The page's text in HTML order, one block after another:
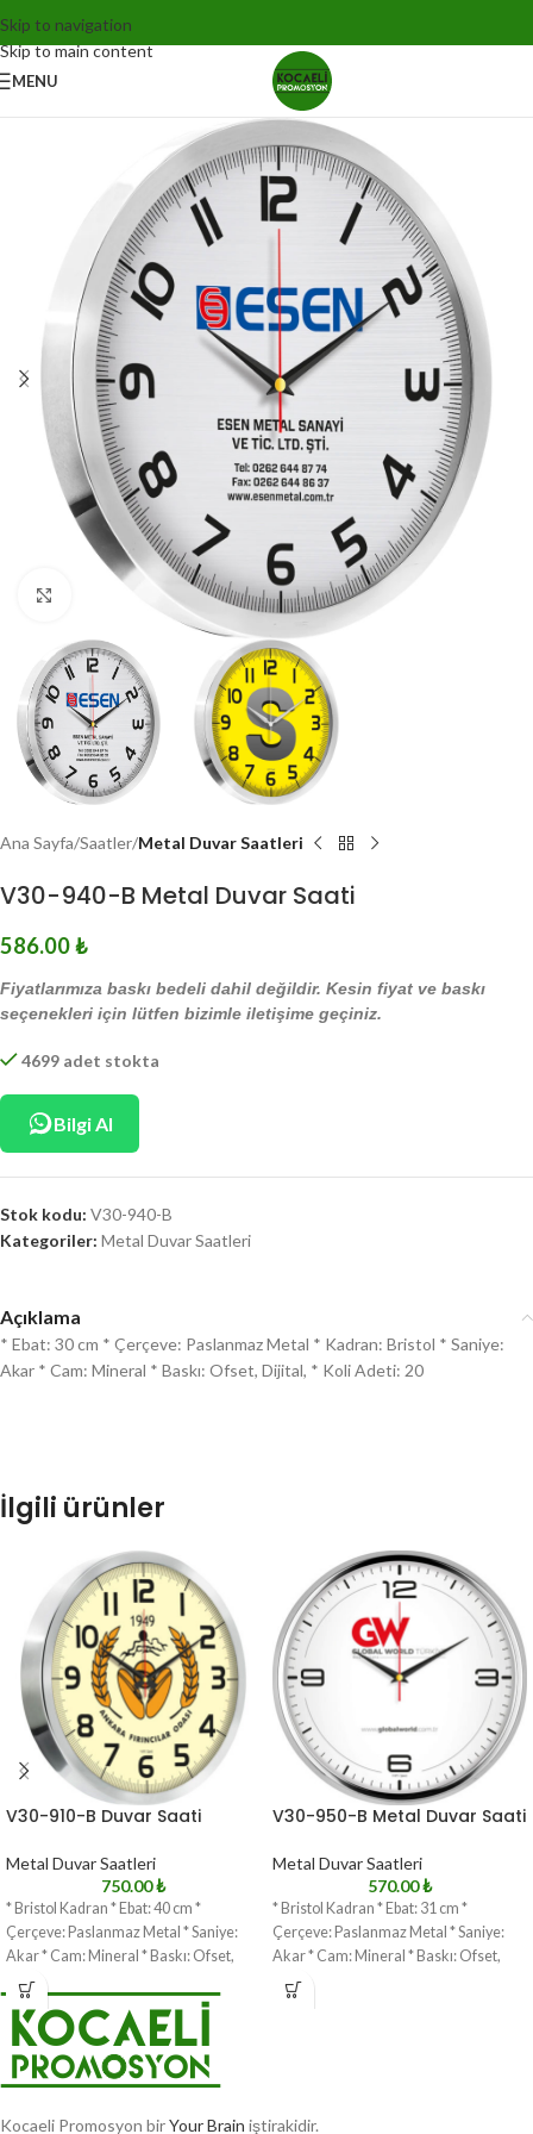
Skip to navigation
Skip to main content
MENU
Click to enlarge
Ana Sayfa Saatler Metal Duvar Saatleri
V30-940-B Metal Duvar Saati
586.00₺
Fiyatlarımıza baskı bedeli dahil değildir. Kesin fiyat ve baskı
seçenekleri için lütfen bizimle iletişime geçiniz.
4699 adet stokta
Bilgi Al
Stok kodu: V30-940-B
Kategoriler: Metal Duvar Saatleri
Açıklama
* Ebat: 30 cm * Çerçeve: Paslanmaz Metal * Kadran: Bristol * Saniye:
Akar * Cam: Mineral * Baskı: Ofset, Dijital, * Koli Adeti: 20
İlgili ürünler
V30-910-B Duvar Saati
Metal Duvar Saatleri
750.00₺
* Bristol Kadran * Ebat: 40 cm *
Çerçeve: Paslanmaz Metal * Saniye:
Akar * Cam: Mineral * Baskı: Ofset,
V30-950-B Metal Duvar Saati
Metal Duvar Saatleri
570.00₺
* Bristol Kadran * Ebat: 31 cm *
Çerçeve: Paslanmaz Metal * Saniye:
Akar * Cam: Mineral * Baskı: Ofset,
Kocaeli Promosyon birYour Brain iştirakidir.